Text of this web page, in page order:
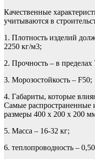
Качественные
учитываются в
1. Плотность изделий
2250 кг/м3;
2. Прочность – в пределах
3. Морозостойкость – F50;
4. Габариты, которые
Самые распространенные
размеры 400 х 200 х 200
5. Масса – 16-32 кг;
6. теплопроводность –